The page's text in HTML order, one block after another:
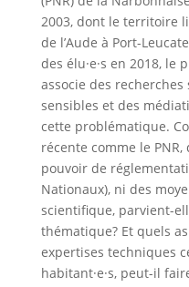
2003, dont le territoire
de l’Aude à Port-
des élu·e·s en 2018, le
associe des
sensibles et des
cette problématique.
récente comme le
pouvoir de
Nationaux), ni des
scientifique, parvient-
thématique? Et quels
expertises techniques
habitant·e·s, peut-il